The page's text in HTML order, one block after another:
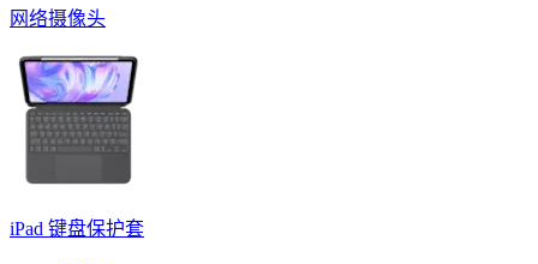
网络摄像头
iPad 键盘保护套